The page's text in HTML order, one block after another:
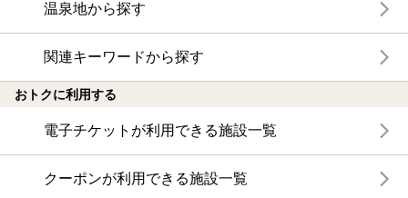
温泉地から探す
関連キーワードから探す
おトクに利用する
電子チケットが利用できる施設一覧
クーポンが利用できる施設一覧